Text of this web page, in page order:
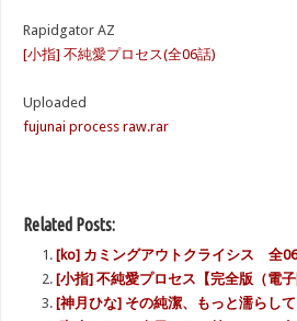
Rapidgator AZ
[小指] 不純愛プロセス(全06話)
Uploaded
fujunai process raw.rar
Related Posts:
[ko] カミングアウトクライシス 全
[小指] 不純愛プロセス【完全版（電子
[神月ひな] その純潔、もっと濡らし